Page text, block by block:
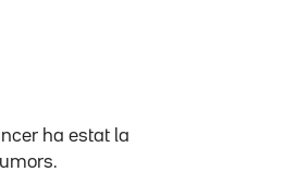
ha estat la